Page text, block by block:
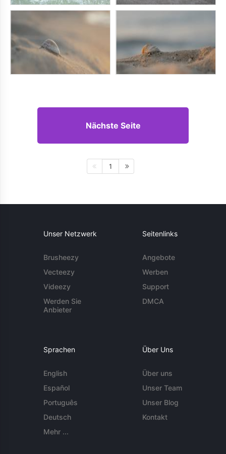
Nächste Seite
1
Unser Netzwerk
Brusheezy
Vecteezy
Videezy
Werden Sie
Anbieter
Seitenlinks
Angebote
Werben
Support
DMCA
Sprachen
English
Español
Português
Deutsch
Mehr ...
Über Uns
Über uns
Unser Team
Unser Blog
Kontakt